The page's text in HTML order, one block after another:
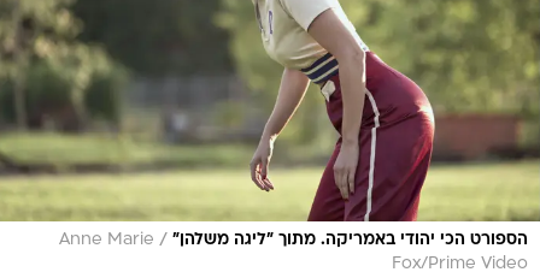
הספורט הכי יהודי באמריקה. מתוך "ליגה משלהן" /
Anne Marie
Fox/Prime Video